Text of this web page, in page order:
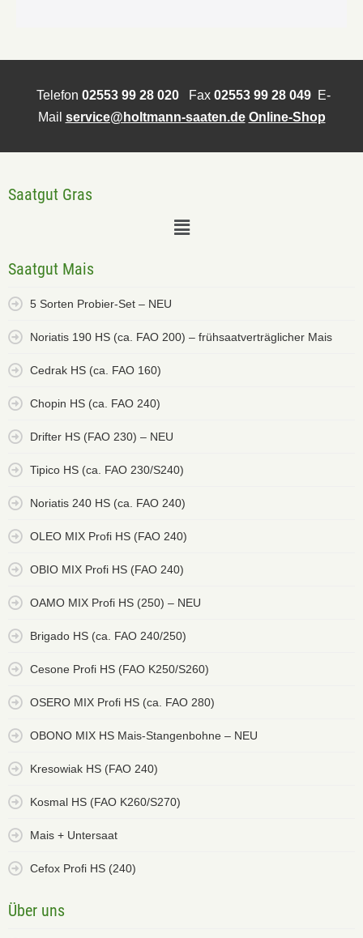
Telefon 02553 99 28 020Fax 02553 99 28 049E-
Mail service@holtmann-saaten.de Online-Shop
Saatgut Gras
Saatgut Mais
5 Sorten Probier-Set – NEU
Noriatis 190 HS (ca. FAO 200) – frühsaatverträglicher Mais
Cedrak HS (ca. FAO 160)
Chopin HS (ca. FAO 240)
Drifter HS (FAO 230) – NEU
Tipico HS (ca. FAO 230/S240)
Noriatis 240 HS (ca. FAO 240)
OLEO MIX Profi HS (FAO 240)
OBIO MIX Profi HS (FAO 240)
OAMO MIX Profi HS (250) – NEU
Brigado HS (ca. FAO 240/250)
Cesone Profi HS (FAO K250/S260)
OSERO MIX Profi HS (ca. FAO 280)
OBONO MIX HS Mais-Stangenbohne – NEU
Kresowiak HS (FAO 240)
Kosmal HS (FAO K260/S270)
Mais + Untersaat
Cefox Profi HS (240)
Über uns